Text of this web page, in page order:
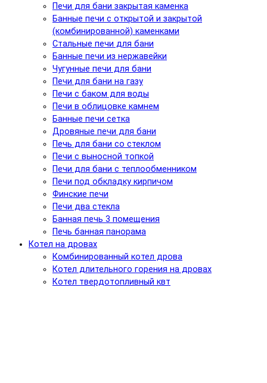
Печи для бани закрытая каменка
Банные печи с открытой и закрытой
(комбинированной) каменками
Стальные печи для бани
Банные печи из нержавейки
Чугунные печи для бани
Печи для бани на газу
Печи с баком для воды
Печи в облицовке камнем
Банные печи сетка
Дровяные печи для бани
Печь для бани со стеклом
Печи с выносной топкой
Печи для бани с теплообменником
Печи под обкладку кирпичом
Финские печи
Печи два стекла
Банная печь 3 помещения
Печь банная панорама
Котел на дровах
Комбинированный котел дрова
Котел длительного горения на дровах
Котел твердотопливный квт